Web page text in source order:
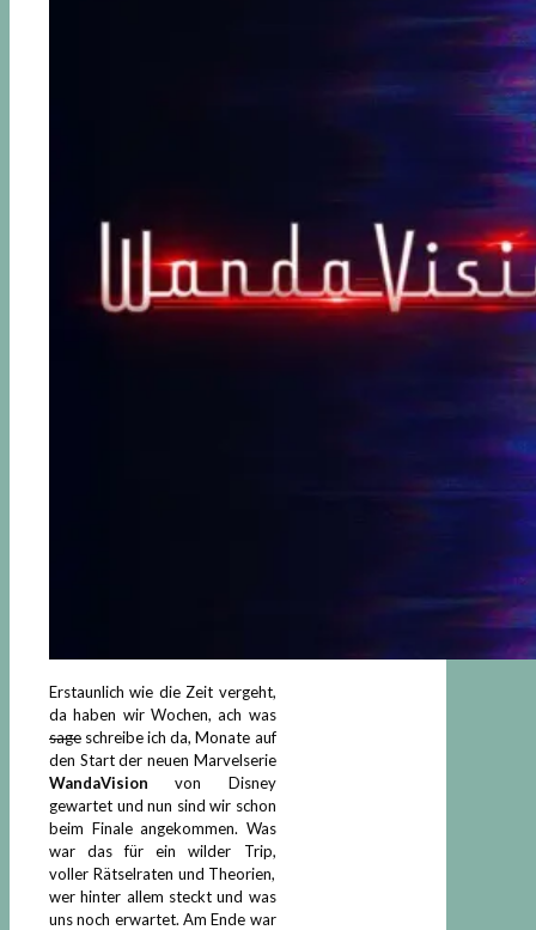
Erstaunlich wie die Zeit vergeht,
da haben wir Wochen, ach was
sage schreibe ich da, Monate auf
den Start der neuen Marvelserie
WandaVision von Disney
gewartet und nun sind wir schon
beim Finale angekommen. Was
war das für ein wilder Trip,
voller Rätselraten und Theorien,
wer hinter allem steckt und was
uns noch erwartet. Am Ende war